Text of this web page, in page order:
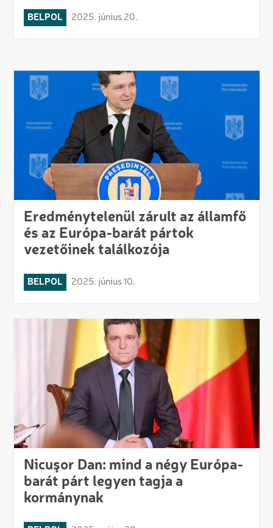
BELPOL 2025. június 20.
Eredménytelenül zárult az államfő
és az Európa-barát pártok
vezetőinek találkozója
BELPOL 2025. június 10.
Nicuşor Dan: mind a négy Európa-
barát párt legyen tagja a
kormánynak